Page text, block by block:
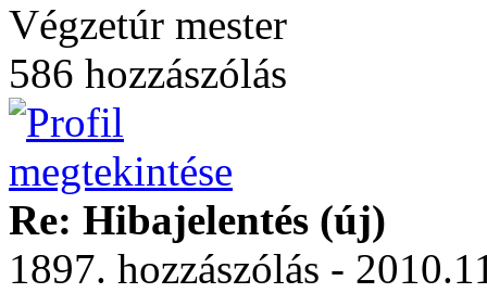
Végzetúr mester
586 hozzászólás
Re: Hibajelentés (új)
1897. hozzászólás -